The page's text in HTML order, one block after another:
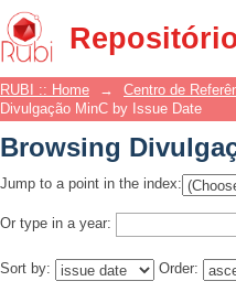
Browsing
RUBI :: Home → Centro de
Divulgação MinC by Issue Date
Browsing
Jump to a point in the index:
Or type in a year:
Sort by: Order: